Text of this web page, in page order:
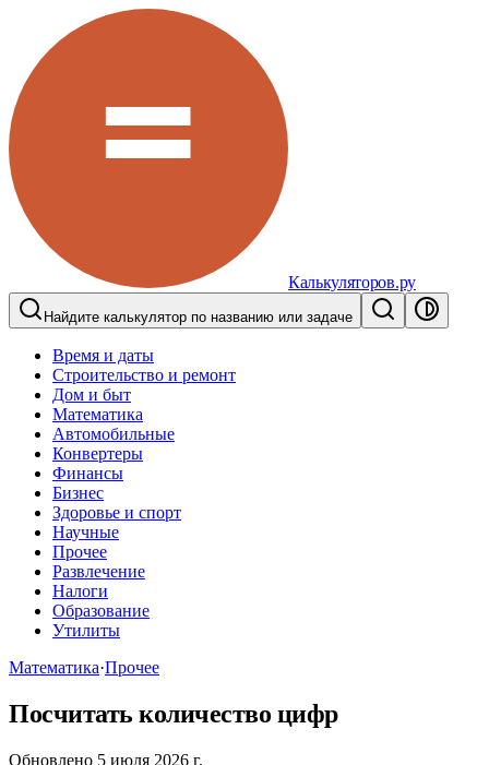
Калькуляторов.ру
Найдите калькулятор по названию или задаче
Время и даты
Строительство и ремонт
Дом и быт
Математика
Автомобильные
Конвертеры
Финансы
Бизнес
Здоровье и спорт
Научные
Прочее
Развлечение
Налоги
Образование
Утилиты
Математика·Прочее
Посчитать количество цифр
Обновлено 5 июля 2026 г.